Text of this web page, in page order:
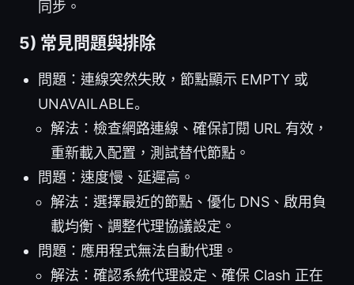
同步。
5) 常見問題與排除
問題：連線突然失敗，節點顯示 EMPTY 或
UNAVAILABLE。
解法：檢查網路連線、確保訂閱 URL 有效，
重新載入配置，測試替代節點。
問題：速度慢、延遲高。
解法：選擇最近的節點、優化 DNS、啟用負
載均衡、調整代理協議設定。
問題：應用程式無法自動代理。
解法：確認系統代理設定、確保 Clash 正在